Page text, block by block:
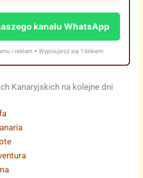
kanału WhatsApp
i reklam • Wypisujesz się 1 klikiem
Kanaryjskich na kolejne dni